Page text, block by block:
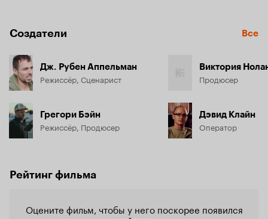
Создатели Все
Дж. Рубен Аппельман
Режиссёр, Сценарист
Грегори Бэйн
Режиссёр, Продюсер
Виктория
Продюсер
Дэвид Клайн
Оператор
Рейтинг фильма
Оцените фильм, чтобы у него поскорее появился